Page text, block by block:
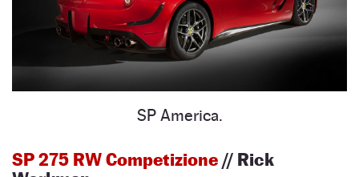
SP America.
SP 275 RW Competizione // Rick